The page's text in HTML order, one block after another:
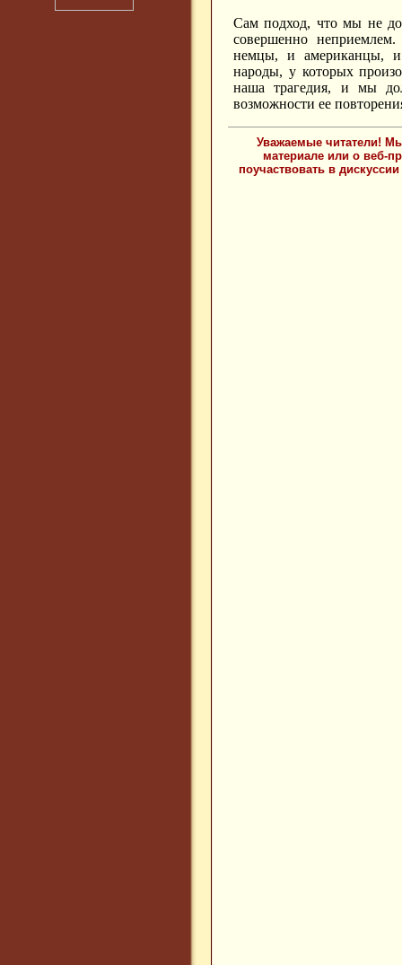
Сам подход, что мы не
совершенно
немцы, и американцы,
народы, у которых
наша трагедия, и мы
возможности ее
Уважаемые читатели!
материале или о веб-
поучаствовать в